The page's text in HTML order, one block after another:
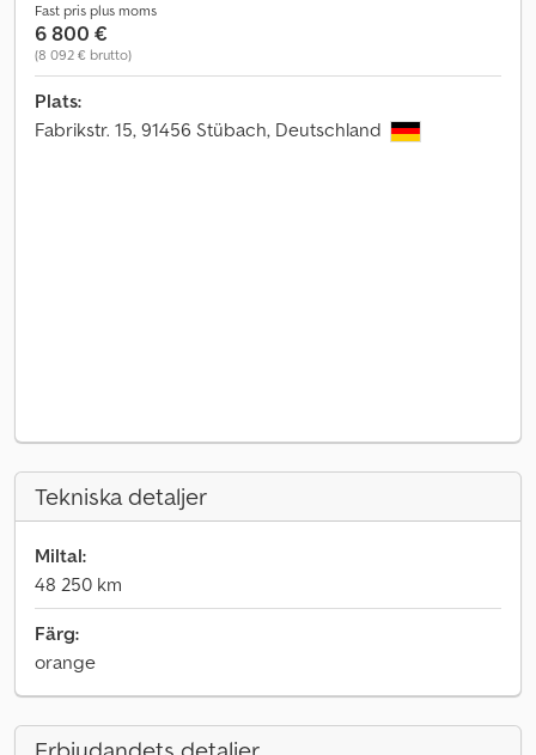
Fast pris plus moms
6 800 €
(8 092 € brutto)
Plats:
Fabrikstr. 15, 91456 Stübach, Deutschland
Tekniska detaljer
Miltal:
48 250 km
Färg:
orange